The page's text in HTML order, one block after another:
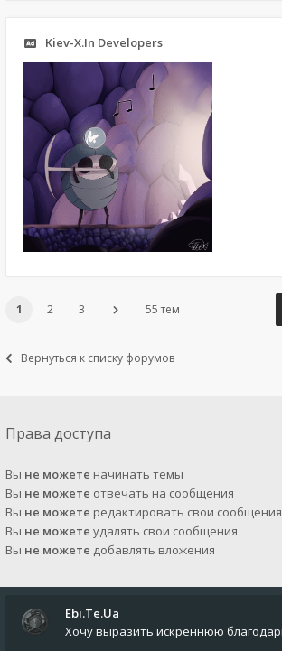
Kiev-X.In Developers
1 2 3 55 тем
Вернуться к списку форумов
Права доступа
Вы не можете начинать темы
Вы не можете отвечать на сообщения
Вы не можете редактировать свои сообщения
Вы не можете удалять свои сообщения
Вы не можете добавлять вложения
Ebi.Te.Ua